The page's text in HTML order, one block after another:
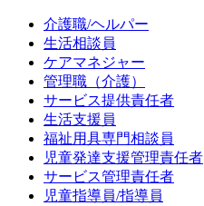
介護職/ヘルパー
生活相談員
ケアマネジャー
管理職（介護）
サービス提供責任者
生活支援員
福祉用具専門相談員
児童発達支援管理責任者
サービス管理責任者
児童指導員/指導員